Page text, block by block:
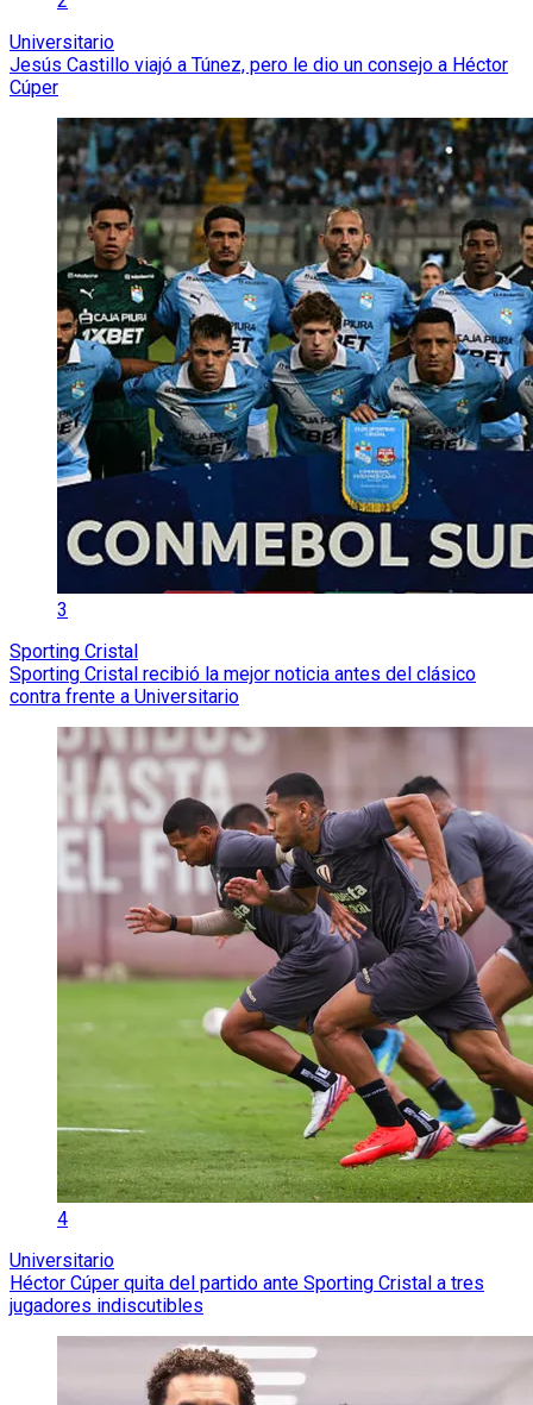
Universitario
Jesús Castillo viajó a Túnez, pero le dio un consejo a Héctor
Cúper
3
Sporting Cristal
Sporting Cristal recibió la mejor noticia antes del clásico
contra frente a Universitario
4
Universitario
Héctor Cúper quita del partido ante Sporting Cristal a tres
jugadores indiscutibles